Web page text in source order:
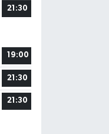
21:30
19:00
21:30
21:30